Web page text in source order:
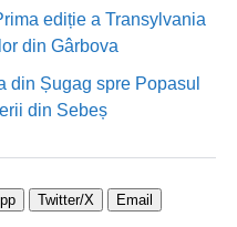
ediție a Transylvania
din Gârbova
din Șugag spre Popasul
din Sebeș
Twitter/X Email